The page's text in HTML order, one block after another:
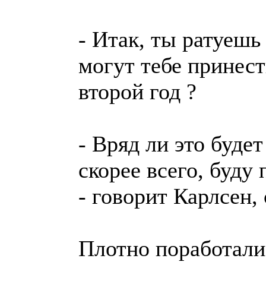
- Итак, ты ратуешь
могут тебе
второй год ?
- Вряд ли это
скорее всего,
- говорит Карлсен,
Плотно